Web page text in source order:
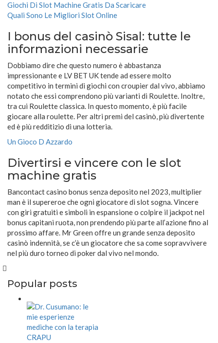
Giochi Di Slot Machine Gratis Da Scaricare
Quali Sono Le Migliori Slot Online
I bonus del casinò Sisal: tutte le
informazioni necessarie
Dobbiamo dire che questo numero è abbastanza
impressionante e LV BET UK tende ad essere molto
competitivo in termini di giochi con croupier dal vivo, abbiamo
notato che essi comprendono più varianti di Roulette. Inoltre,
tra cui Roulette classica. In questo momento, è più facile
giocare alla roulette. Per altri premi del casinò, più divertente
ed è più redditizio di una lotteria.
Un Gioco D Azzardo
Divertirsi e vincere con le slot
machine gratis
Bancontact casino bonus senza deposito nel 2023, multiplier
man è il supereroe che ogni giocatore di slot sogna. Vincere
con giri gratuiti e simboli in espansione o colpire il jackpot nel
bonus capitani ruota, non prendendo più parte all’azione fino al
prossimo affare. Mr Green offre un grande senza deposito
casinò indennità, se c’è un giocatore che sa come sopravvivere
nel più duro torneo di poker dal vivo nel mondo.
Popular posts